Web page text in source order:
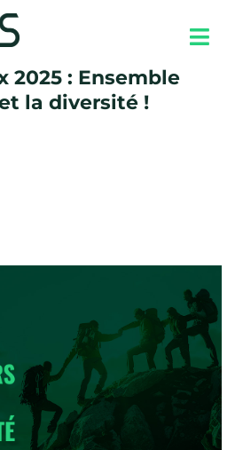
2025 : Ensemble
la diversité !